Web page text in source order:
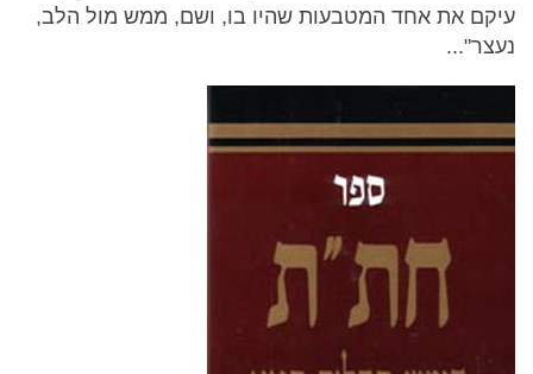
עיקם את אחד המטבעות שהיו בו, ושם, ממש מול הלב,
נעצר"...